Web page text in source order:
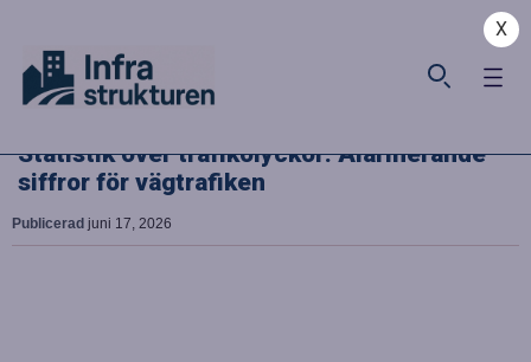
X
Statistik över trafikolyckor: Alarmerande
siffror för vägtrafiken
Publicerad juni 17, 2026